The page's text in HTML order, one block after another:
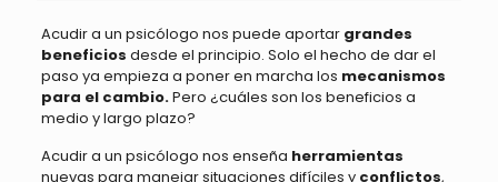
Acudir a un psicólogo nos puede aportar grandes
beneficios desde el principio. Solo el hecho de dar el
paso ya empieza a poner en marcha los mecanismos
para el cambio.Pero ¿cuáles son los beneficios a
medio y largo plazo?
Acudir a un psicólogo nos enseña herramientas
nuevas para manejar situaciones difíciles y conflictos,